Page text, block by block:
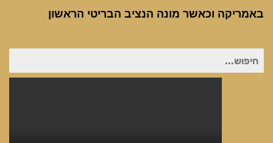
באמריקה וכאשר מונה הנציב הבריטי הראשון
חיפוש
עבור: